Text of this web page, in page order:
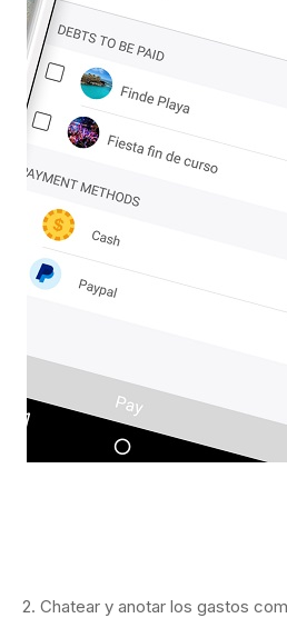
2. Chatear y anotar los gastos